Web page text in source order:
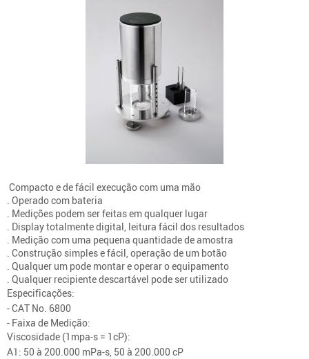
Compacto e de fácil execução com uma mão
. Operado com bateria
. Medições podem ser feitas em qualquer lugar
. Display totalmente digital, leitura fácil dos resultados
. Medição com uma pequena quantidade de amostra
. Construção simples e fácil, operação de um botão
. Qualquer um pode montar e operar o equipamento
. Qualquer recipiente descartável pode ser utilizado
Especificações:
- CAT No. 6800
- Faixa de Medição:
Viscosidade (1mpa-s = 1cP):
A1: 50 à 200.000 mPa-s, 50 à 200.000 cP